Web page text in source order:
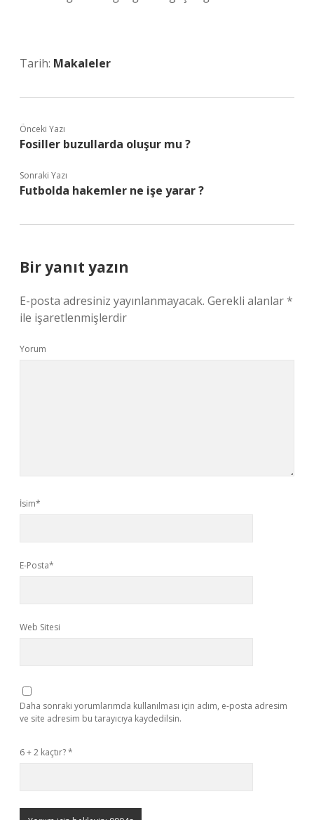
Tarih: Makaleler
Önceki Yazı
Fosiller buzullarda oluşur mu ?
Sonraki Yazı
Futbolda hakemler ne işe yarar ?
Bir yanıt yazın
E-posta adresiniz yayınlanmayacak. Gerekli alanlar*
ile işaretlenmişlerdir
Yorum
İsim*
E-Posta*
Web Sitesi
Daha sonraki yorumlarımda kullanılması için adım, e-posta adresim
ve site adresim bu tarayıcıya kaydedilsin.
6 + 2 kaçtır?*